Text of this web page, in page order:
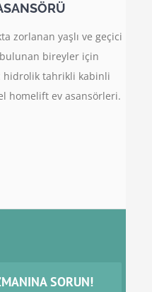
zorlanan yaşlı ve geçici
bulunan bireyler için
hidrolik tahrikli kabinli
homelift ev asansörleri.
SORUN!